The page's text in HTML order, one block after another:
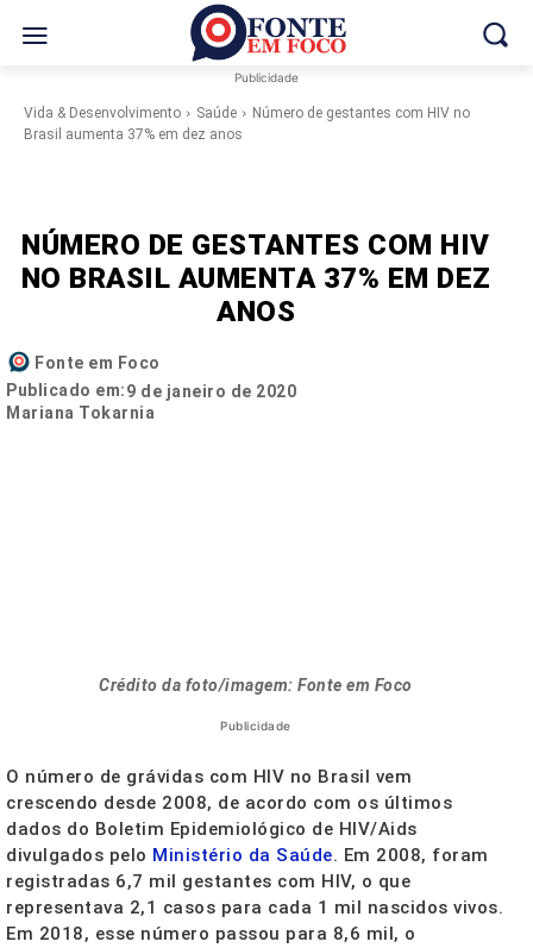
Publicidade
Vida & Desenvolvimento Saúde
Número de gestantes com HIV no
Brasil aumenta 37% em dez anos
NÚMERO DE GESTANTES COM HIV
NO BRASIL AUMENTA 37% EM DEZ
ANOS
Fonte em Foco
Publicado em:9 de janeiro de 2020
Mariana Tokarnia
Crédito da foto/imagem: Fonte em Foco
Publicidade
O número de grávidas com HIV no Brasil vem
crescendo desde 2008, de acordo com os últimos
dados do Boletim Epidemiológico de HIV/Aids
divulgados pelo Ministério da Saúde. Em 2008, foram
registradas 6,7 mil gestantes com HIV, o que
representava 2,1 casos para cada 1 mil nascidos vivos.
Em 2018, esse número passou para 8,6 mil, o